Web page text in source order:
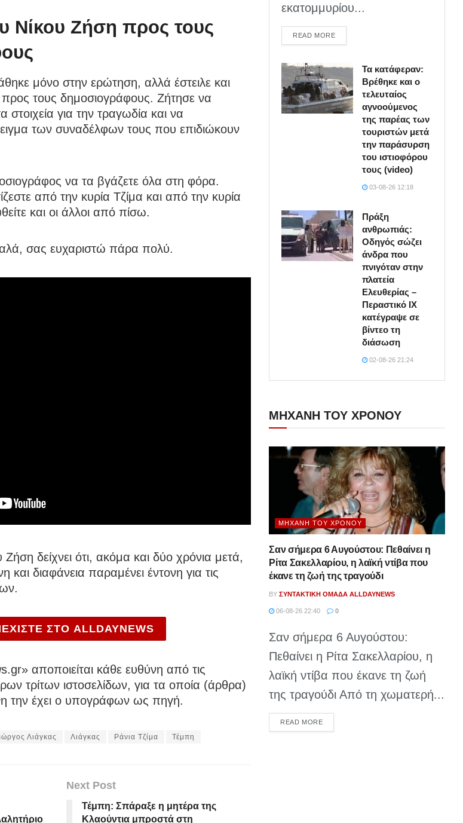
Νίκου Ζήση προς τους
μόνο στην ερώτηση, αλλά έστειλε και
τους δημοσιογράφους. Ζήτησε να
για την τραγωδία και να
των συναδέλφων τους που επιδιώκουν
να τα βγάζετε όλα στη φόρα.
από την κυρία Τζίμα και από την κυρία
και οι άλλοι από πίσω.
σας ευχαριστώ πάρα πολύ.
δείχνει ότι, ακόμα και δύο χρόνια μετά,
και διαφάνεια παραμένει έντονη για τις
ΣΤΟ ALLDAYNEWS
αποποιείται κάθε ευθύνη από τις
τρίτων ιστοσελίδων, για τα οποία (άρθρα)
την έχει ο υπογράφων ως πηγή.
Λιάγκας Λιάγκας Ράνια Τζίμα Τέμπη
Next Post
Τέμπη: Σπάραξε η μητέρα της
Κλαούντια μπροστά στη
εκατομμυρίου...
READ MOREDETAILS
Τα κατάφεραν:
Βρέθηκε και ο
τελευταίος
αγνοούμενος
της παρέας των
τουριστών μετά
την παράσυρση
του ιστιοφόρου
τους (video)
03-08-26 12:18
Πράξη
ανθρωπιάς:
Οδηγός σώζει
άνδρα που
πνιγόταν στην
πλατεία
Ελευθερίας –
Περαστικό ΙΧ
κατέγραψε σε
βίντεο τη
διάσωση
02-08-26 21:24
ΜΗΧΑΝΗ ΤΟΥ ΧΡΟΝΟΥ
ΜΗΧΑΝΉ ΤΟΥ ΧΡΌΝΟΥ
Σαν σήμερα 6 Αυγούστου: Πεθαίνει η
Ρίτα Σακελλαρίου, η λαϊκή ντίβα που
έκανε τη ζωή της τραγούδι
BY ΣΥΝΤΑΚΤΙΚΉ ΟΜΆΔΑ ALLDAYNEWS
06-08-26 22:40 0
Σαν σήμερα 6 Αυγούστου:
Πεθαίνει η Ρίτα Σακελλαρίου, η
λαϊκή ντίβα που έκανε τη ζωή
της τραγούδι Από τη χωματερή...
READ MOREDETAILS